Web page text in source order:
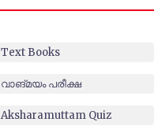
Text Books
വാങ്മയം പരീക്ഷ
Aksharamuttam Quiz